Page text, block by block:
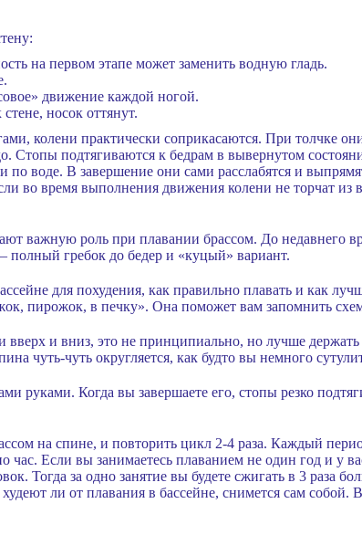
на первом этапе может заменить водную гладь.
движение каждой ногой.
носок оттянут.
колени практически соприкасаются. При толчке
Стопы подтягиваются к бедрам в вывернутом
по воде. В завершение они сами расслабятся и
во время выполнения движения колени не торчат из
важную роль при плавании брассом. До недавнего
полный гребок до бедер и «куцый» вариант.
для похудения, как правильно плавать и как
пирожок, в печку». Она поможет вам запомнить
вверх и вниз, это не принципиально, но лучше
чуть-чуть округляется, как будто вы немного
руками. Когда вы завершаете его, стопы резко
на спине, и повторить цикл 2-4 раза. Каждый
Если вы занимаетесь плаванием не один год и у
Тогда за одно занятие вы будете сжигать в 3 раза
ли от плавания в бассейне, снимется сам собой.